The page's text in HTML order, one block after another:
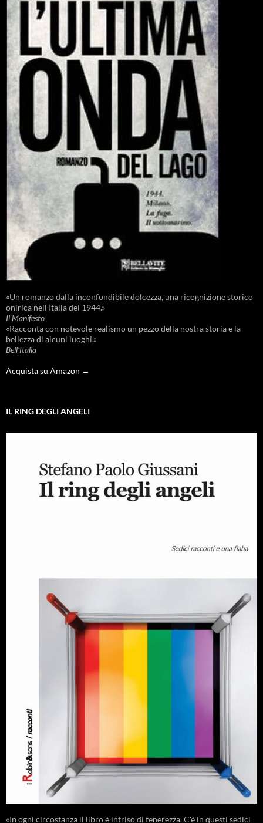
«Un romanzo dalla inconfondibile dolcezza, una ricognizione storico
onirica nell'Italia del 1944.»
Il Manifesto
«Racconta con notevole realismo un pezzo della nostra storia e la
bellezza di alcuni luoghi.»
Bell'Italia
Acquista su Amazon →
IL RING DEGLI ANGELI
«In ogni circostanza il libro è intriso di tenerezza. C'è in questi sedici